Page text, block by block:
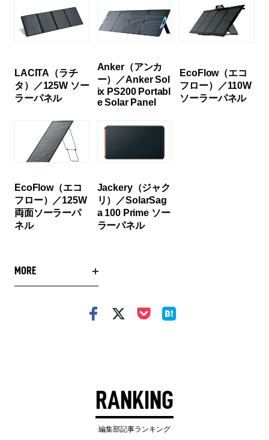
LACITA（ラチ
タ）／125W ソー
ラーパネル
Anker（アンカ
ー）／Anker Sol
ix PS200 Portabl
e Solar Panel
EcoFlow（エコ
フロー）／110W
ソーラーパネル
EcoFlow（エコ
フロー）／125W
両面ソーラーパ
ネル
Jackery（ジャク
リ）／SolarSag
a 100 Prime ソー
ラーパネル
MORE
RANKING
編集部記事ランキング